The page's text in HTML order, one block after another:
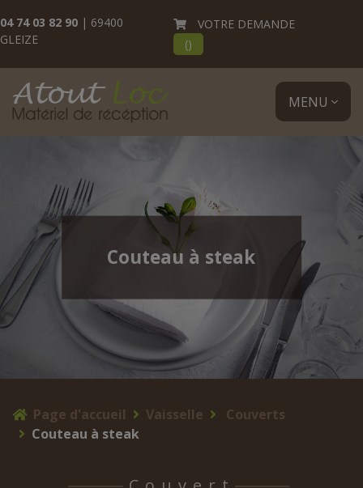
04 74 03 82 90 | 69400
GLEIZE
VOTRE DEMANDE
()
MENU
Couteau à steak
Page d'accueil Vaisselle
Couverts
Couteau à steak